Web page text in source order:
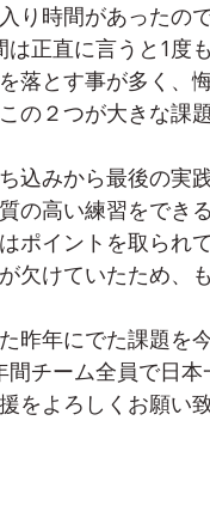
り時間があったの
は正直に言うと1度
落とす事が多く、
の２つが大きな課
込みから最後の実
の高い練習をでき
ポイントを取られ
欠けていたため、
昨年にでた課題を
間チーム全員で日
をよろしくお願い致